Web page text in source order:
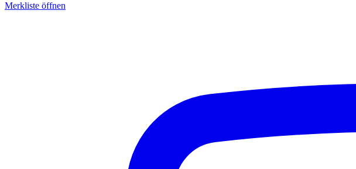
Merkliste öffnen